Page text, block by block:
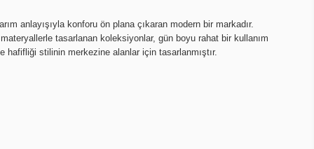
anlayışıyla konforu ön plana çıkaran modern bir markadır.
tasarlanan koleksiyonlar, gün boyu rahat bir kullanım
hafifliği stilinin merkezine alanlar için tasarlanmıştır.